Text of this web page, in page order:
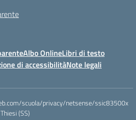
Albo OnlineLibri di testo
di accessibilitàNote legali
scuola/privacy/netsense/ssic83500x
(SS)